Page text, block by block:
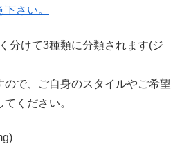
さい。
分けて3種類に分類されます(ジ
ので、ご自身のスタイルやご希望
ください。